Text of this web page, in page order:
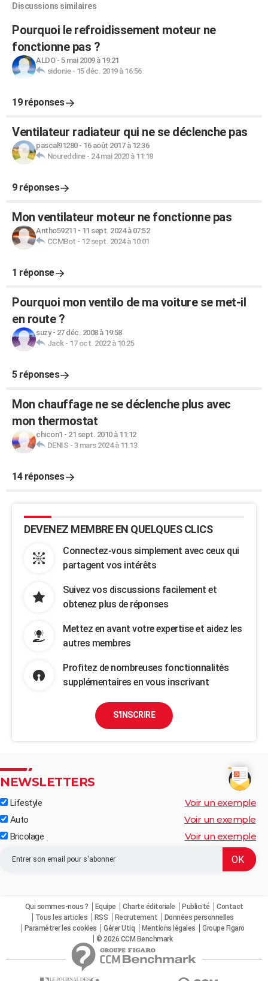
Discussions similaires
Pourquoi le refroidissement moteur ne
fonctionne pas ?
ALDO- 5 mai 2009 à 19:21
sidonie- 15 déc. 2019 à 16:56
19 réponses
Ventilateur radiateur qui ne se déclenche pas
pascal91280- 16 août 2017 à 12:36
Noureddine- 24 mai 2020 à 11:18
9 réponses
Mon ventilateur moteur ne fonctionne pas
Antho59211 - 11 sept. 2024 à 07:52
CCMBot - 12 sept. 2024 à 10:01
1 réponse
Pourquoi mon ventilo de ma voiture se met-il
en route ?
suzy- 27 déc. 2008 à 19:58
Jack- 17 oct. 2022 à 10:25
5 réponses
Mon chauffage ne se déclenche plus avec
mon thermostat
chicon1 - 21 sept. 2010 à 11:12
DENIS - 3 mars 2024 à 11:13
14 réponses
DEVENEZ MEMBRE EN QUELQUES CLICS
Connectez-vous simplement avec ceux qui
partagent vos intérêts
Suivez vos discussions facilement et
obtenez plus de réponses
Mettez en avant votre expertise et aidez les
autres membres
Profitez de nombreuses fonctionnalités
supplémentaires en vous inscrivant
S'INSCRIRE
NEWSLETTERS
Lifestyle Voir un exemple
Auto Voir un exemple
Bricolage Voir un exemple
Qui sommes-nous ? Equipe Charte éditoriale Publicité
Contact
Tous les articles
RSS Recrutement
Données personnelles
Paramétrer les cookies
Gérer Utiq Mentions légales
Groupe Figaro
© 2026 CCM Benchmark